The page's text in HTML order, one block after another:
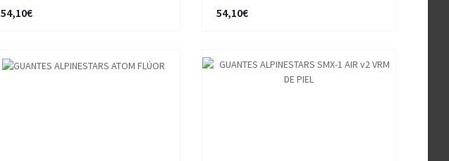
54,10€
54,10€